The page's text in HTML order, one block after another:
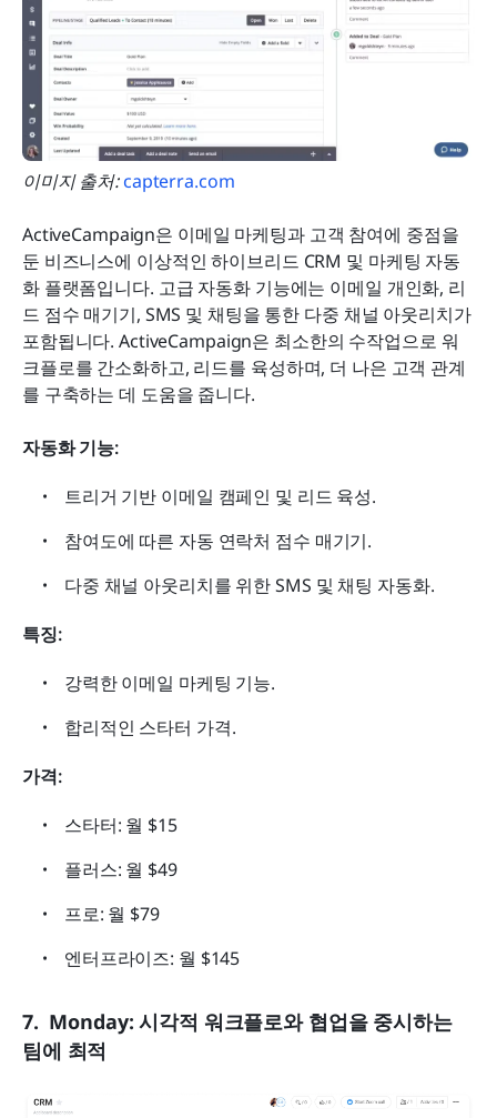
이미지 출처: capterra.com
ActiveCampaign은 이메일 마케팅과 고객 참여에 중점을
둔 비즈니스에 이상적인 하이브리드 CRM 및 마케팅 자동
화 플랫폼입니다. 고급 자동화 기능에는 이메일 개인화, 리
드 점수 매기기, SMS 및 채팅을 통한 다중 채널 아웃리치가
포함됩니다. ActiveCampaign은 최소한의 수작업으로 워
크플로를 간소화하고, 리드를 육성하며, 더 나은 고객 관계
를 구축하는 데 도움을 줍니다.
자동화 기능:
트리거 기반 이메일 캠페인 및 리드 육성.
참여도에 따른 자동 연락처 점수 매기기.
다중 채널 아웃리치를 위한 SMS 및 채팅 자동화.
특징:
강력한 이메일 마케팅 기능.
합리적인 스타터 가격.
가격:
스타터: 월 $15
플러스: 월 $49
프로: 월 $79
엔터프라이즈: 월 $145
7.  Monday: 시각적 워크플로와 협업을 중시하는
팀에 최적